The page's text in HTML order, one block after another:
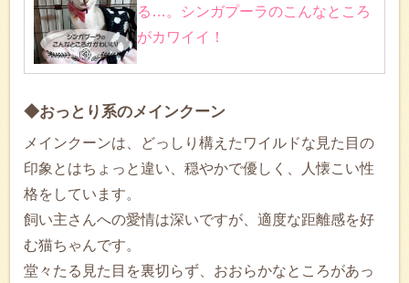
る…。シンガプーラのこんなところ
がカワイイ！
◆おっとり系のメインクーン
メインクーンは、どっしり構えたワイルドな見た目の
印象とはちょっと違い、穏やかで優しく、人懐こい性
格をしています。
飼い主さんへの愛情は深いですが、適度な距離感を好
む猫ちゃんです。
堂々たる見た目を裏切らず、おおらかなところがあっ